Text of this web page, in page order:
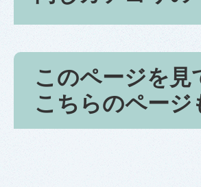
このページを見
こちらのページ